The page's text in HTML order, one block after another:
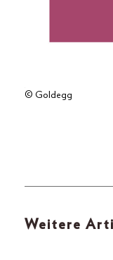
© Goldegg
Weitere